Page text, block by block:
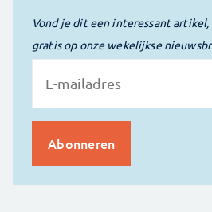
Vond je dit een interessant artikel,
gratis op onze wekelijkse